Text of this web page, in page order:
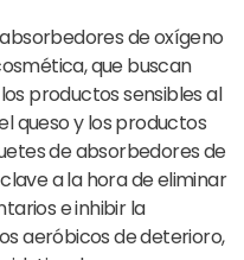
de oxígeno
que buscan
productos sensibles al
queso y los productos
de absorbedores de
a la hora de eliminar
e inhibir la
aeróbicos de deterioro,